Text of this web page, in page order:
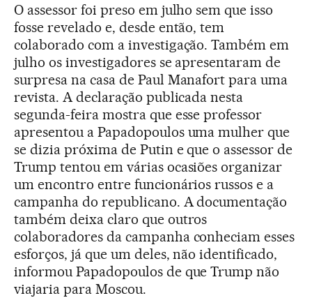
O assessor foi preso em julho sem que isso
fosse revelado e, desde então, tem
colaborado com a investigação. Também em
julho os investigadores se apresentaram de
surpresa na casa de Paul Manafort para uma
revista. A declaração publicada nesta
segunda-feira mostra que esse professor
apresentou a Papadopoulos uma mulher que
se dizia próxima de Putin e que o assessor de
Trump tentou em várias ocasiões organizar
um encontro entre funcionários russos e a
campanha do republicano. A documentação
também deixa claro que outros
colaboradores da campanha conheciam esses
esforços, já que um deles, não identificado,
informou Papadopoulos de que Trump não
viajaria para Moscou.